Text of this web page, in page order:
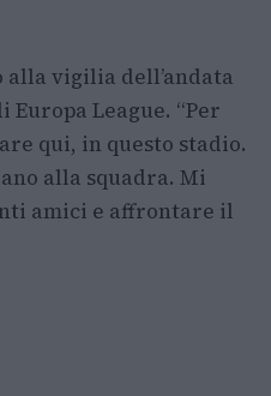
alla vigilia dell’andata
League. “Per
qui, in questo stadio.
alla squadra. Mi
amici e affrontare il